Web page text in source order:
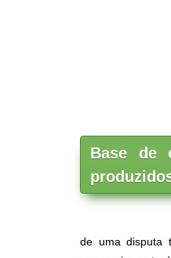
Base de
de uma disputa